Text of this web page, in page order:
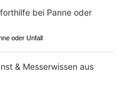
oder Unfall